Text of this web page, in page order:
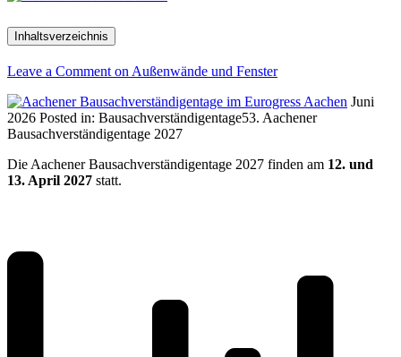
Inhaltsverzeichnis
Leave a Comment on Außenwände und Fenster
Juni
2026 Posted in: Bausachverständigentage53. Aachener
Bausachverständigentage 2027
Die Aachener Bausachverständigentage 2027 finden am 12. und
13. April 2027 statt.